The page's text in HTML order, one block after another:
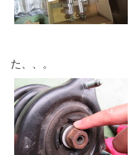
た、、。